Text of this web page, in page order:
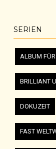
SERIEN
ALBUM
BRILLIANT
DOKUZEIT
FAST